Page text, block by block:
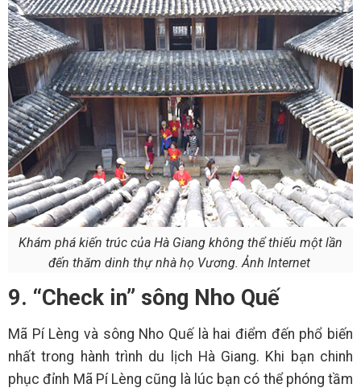
Khám phá kiến trúc của Hà Giang không thể thiếu một lần
đến thăm dinh thự nhà họ Vương. Ảnh Internet
9. “Check in” sông Nho Quế
Mã Pí Lèng và sông Nho Quế là hai điểm đến phổ biến
nhất trong hành trình du lịch Hà Giang. Khi bạn chinh
phục đỉnh Mã Pí Lèng cũng là lúc bạn có thể phóng tầm